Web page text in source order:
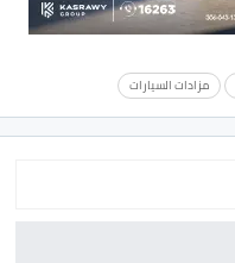
مزادات السيارات